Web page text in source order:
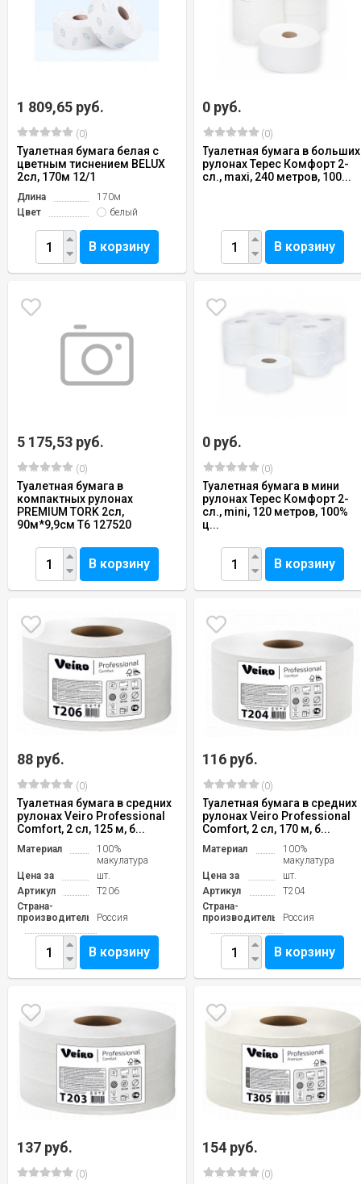
1 809,65 руб.
(0)
Туалетная бумага белая с
цветным тиснением BELUX
2сл, 170м 12/1
Длина
170м
Цвет
белый
В корзину
0 руб.
(0)
Туалетная бумага в больших
рулонах Терес Комфорт 2-
сл., maxi, 240 метров, 100...
В корзину
5 175,53 руб.
(0)
Туалетная бумага в
компактных рулонах
PREMIUM TORK 2сл,
90м*9,9см Т6 127520
В корзину
0 руб.
(0)
Туалетная бумага в мини
рулонах Терес Комфорт 2-
сл., mini, 120 метров, 100%
ц...
В корзину
88 руб.
(0)
Туалетная бумага в средних
рулонах Veiro Professional
Comfort, 2 сл, 125 м, б...
Материал
100%
макулатура
Цена за
шт.
Артикул
T206
Страна-
производитель
Россия
В корзину
116 руб.
(0)
Туалетная бумага в средних
рулонах Veiro Professional
Comfort, 2 сл, 170 м, б...
Материал
100%
макулатура
Цена за
шт.
Артикул
T204
Страна-
производитель
Россия
В корзину
137 руб.
(0)
154 руб.
(0)